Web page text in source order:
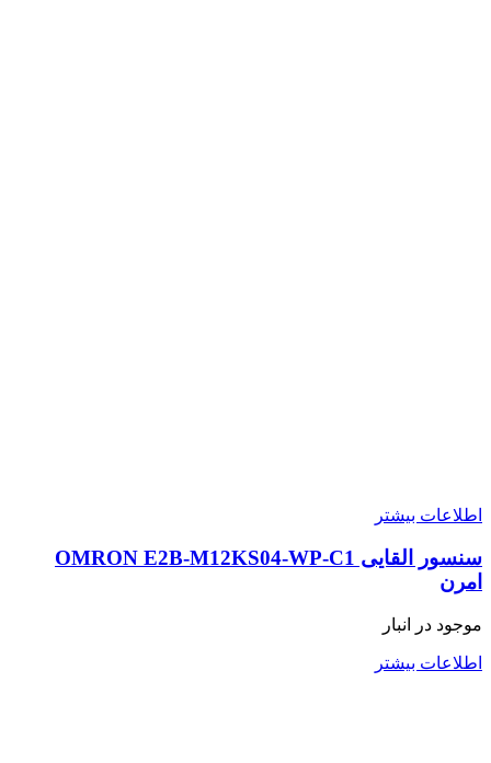
اطلاعات بیشتر
سنسور القایی OMRON E2B-M12KS04-WP-C1
امرن
موجود در انبار
اطلاعات بیشتر